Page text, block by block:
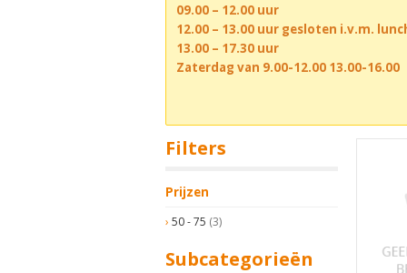
09.00 – 12.00 uur
12.00 – 13.00 uur gesloten i.v.m.
13.00 – 17.30 uur
Zaterdag van 9.00-12.00 13.00-16.00
Filters
Prijzen
50 - 75 (3)
Subcategorieën